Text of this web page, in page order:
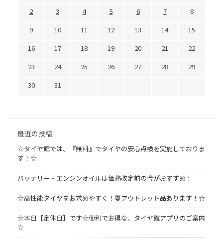
2
3 4 5 6 7
8
9
10 11 12 13 14
15
16
17 18 19 20 21
22
23
24 25 26 27 28
29
30
31
最近の投稿
☆タイヤ館では、『無料』でタイヤの安心点検を実施しておりま
す！☆
バッテリー・エンジンオイルは価格改定前の今がおすすめ！
☆高性能タイヤをお求めやすく！夏アウトレット品あります！☆
☆本日【定休日】です☆便利でお得な、タイヤ館アプリのご案内
☆